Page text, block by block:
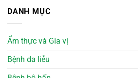
DANH MỤC
Ẩm thực và Gia vị
Bệnh da liễu